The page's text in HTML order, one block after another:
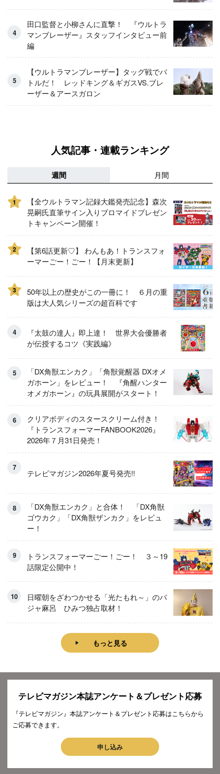
田口監督と小柳さんに直撃！ 『ウルトラ
マンブレーザー』スタッフインタビュー前
編
【ウルトラマンブレーザー】タッグ戦でバ
トルだ！ レッドキング＆ギガスVS.ブレ
ーザー＆アースガロン
人気記事・連載ランキング
週間 月間
1
【全ウルトラマン記録大鑑発売記念】森次
晃嗣氏直筆サイン入りブロマイドプレゼン
トキャンペーン開催！
2
【第6話更新♡】 わんもあ！トランスフォ
ーマーごー！ごー！【月末更新】
3
50年以上の歴史がこの一冊に！ ６月の重
版は大人気シリーズの超百科です
『太鼓の達人』即上達！ 世界大会優勝者
が伝授するコツ《実践編》
「DX角獣エンカク」「角獣覚醒器 DXオメ
ガホーン」をレビュー！ 『角醒ハンター
オメガホーン』の玩具展開がスタート！
クリアボディのスタースクリーム付き！
『トランスフォーマーFANBOOK2026』
2026年７月31日発売！
テレビマガジン2026年夏号発売!!
「DX角獣エンカク」と合体！ 「DX角獣
ゴウカク」「DX角獣ザンカク」をレビュ
ー！
トランスフォーマーごー！ごー！ ３～19
話限定公開中！
日曜朝をざわつかせる「光たもれ～」のパ
ジャ麻呂 ひみつ独占取材！
もっと見る
テレビマガジン本誌アンケート＆プレゼント応募
『テレビマガジン』本誌アンケート＆プレゼント応募はこちらから
ご応募できます。
申し込み